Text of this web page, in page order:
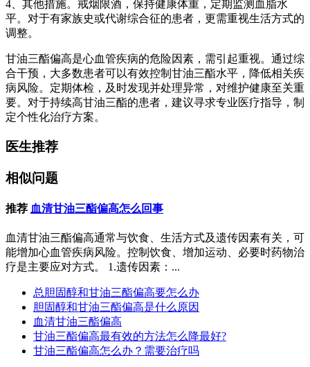
4、其他措施。戒烟限酒，保持健康体重，定期监测血脂水
平。对于有家族史或代谢综合征的患者，更需重视生活方式的
调整。
甘油三酯偏高是心血管疾病的危险因素，需引起重视。通过综
合干预，大多数患者可以有效控制甘油三酯水平，降低相关疾
病风险。定期体检，及时发现并处理异常，对维护健康至关重
要。对于持续高甘油三酯的患者，建议寻求专业医疗指导，制
定个性化治疗方案。
医生推荐
相似问题
推荐 血清甘油三酯偏高怎么回事
血清甘油三酯偏高通常与饮食、生活方式及遗传因素有关，可
能增加心血管疾病风险。控制饮食、增加运动、必要时药物治
疗是主要应对方式。 1.遗传因素：...
总胆固醇和甘油三酯偏高要怎么办
胆固醇和甘油三酯偏高是什么原因
血清甘油三酯偏高
甘油三酯偏高最有效的方法怎么降最好?
甘油三酯偏高怎么办？需要治疗吗